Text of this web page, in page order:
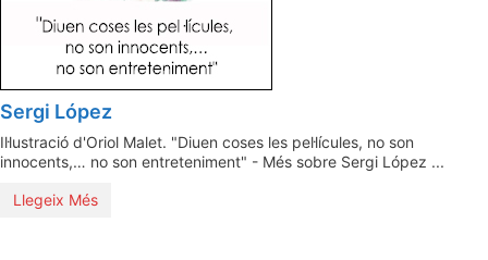
Sergi López
Il·lustració d'Oriol Malet. "Diuen coses les pel·lícules, no son
innocents,… no son entreteniment" - Més sobre Sergi López ...
Llegeix Més